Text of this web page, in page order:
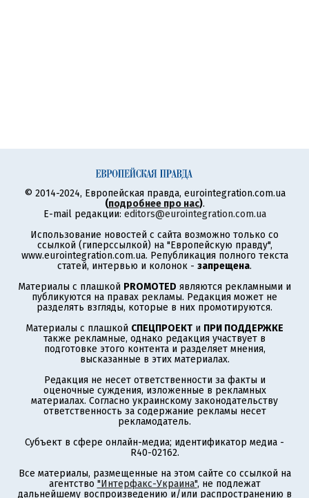
© 2014-2024, Европейская правда, eurointegration.com.ua
(подробнее про нас).
E-mail редакции: editors@eurointegration.com.ua
Использование новостей с сайта возможно только со
ссылкой (гиперссылкой) на "Европейскую правду",
www.eurointegration.com.ua. Републикация полного текста
статей, интервью и колонок - запрещена.
Материалы с плашкой PROMOTED являются рекламными и
публикуются на правах рекламы. Редакция может не
разделять взгляды, которые в них промотируются.
Материалы с плашкой СПЕЦПРОЕКТ и ПРИ ПОДДЕРЖКЕ
также рекламные, однако редакция участвует в
подготовке этого контента и разделяет мнения,
высказанные в этих материалах.
Редакция не несет ответственности за факты и
оценочные суждения, изложенные в рекламных
материалах. Согласно украинскому законодательству
ответственность за содержание рекламы несет
рекламодатель.
Субъект в сфере онлайн-медиа; идентификатор медиа -
R40-02162.
Все материалы, размещенные на этом сайте со ссылкой на
агентство "Интерфакс-Украина", не подлежат
дальнейшему воспроизведению и/или распространению в